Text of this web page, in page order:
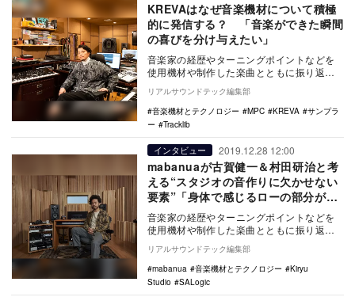
KREVAはなぜ音楽機材について積極
的に発信する？ 「音楽ができた瞬間
の喜びを分け与えたい」
音楽家の経歴やターニングポイントなどを
使用機材や制作した楽曲とともに振り返る
連載「音楽機材とテクノロジー」。第五回
はKREVAに…
リアルサウンドテック編集部
音楽機材とテクノロジー
MPC KREVA
サンプラ
ー
Tracklib
インタビュー 2019.12.28 12:00
mabanuaが古賀健一＆村田研治と考
える“スタジオの音作りに欠かせない
要素”「身体で感じるローの部分が重
要」
音楽家の経歴やターニングポイントなどを
使用機材や制作した楽曲とともに振り返る
連載「音楽機材とテクノロジー」。第四回
では、Oval…
リアルサウンドテック編集部
mabanua
音楽機材とテクノロジー
Kiryu
Studio
SALogic